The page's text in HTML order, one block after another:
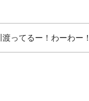
ってるー！わーわー！